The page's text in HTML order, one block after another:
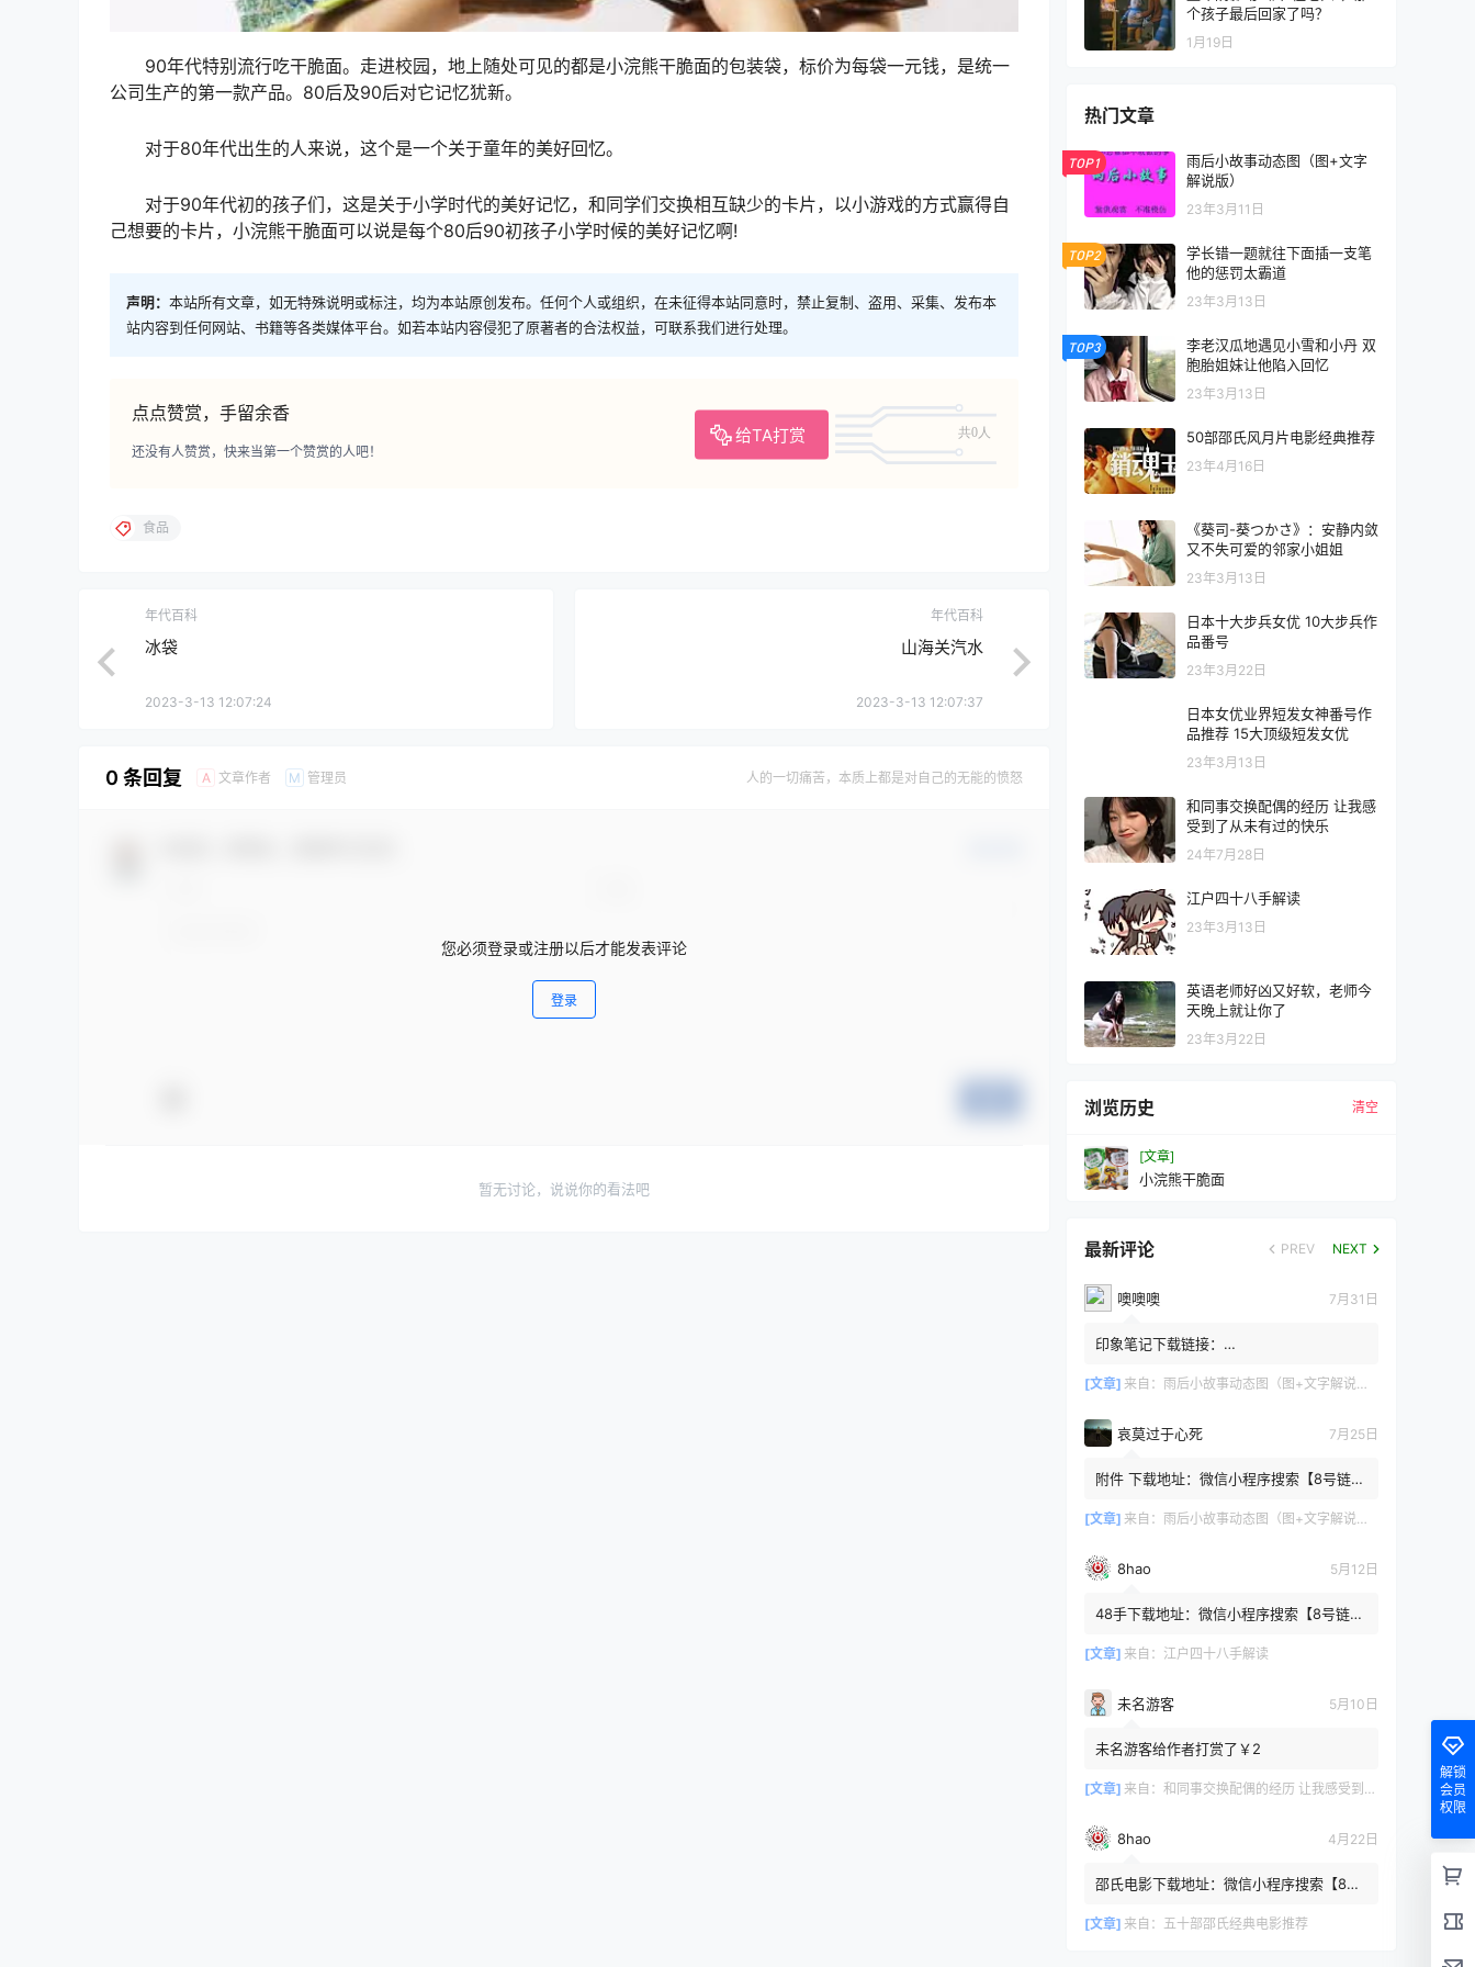
90年代特别流行吃干脆面。走进校园，地上随处可见的都是小浣熊干脆面的包装袋，标价为每袋一元钱，是统一
公司生产的第一款产品。80后及90后对它记忆犹新。
对于80年代出生的人来说，这个是一个关于童年的美好回忆。
对于90年代初的孩子们，这是关于小学时代的美好记忆，和同学们交换相互缺少的卡片，以小游戏的方式赢得自
己想要的卡片，小浣熊干脆面可以说是每个80后90初孩子小学时候的美好记忆啊!
声明： 本站所有文章，如无特殊说明或标注，均为本站原创发布。任何个人或组织，在未征得本站同意时，禁止复制、盗用、采集、发布本
站内容到任何网站、书籍等各类媒体平台。如若本站内容侵犯了原著者的合法权益，可联系我们进行处理。
点点赞赏，手留余香
给TA打赏 共0人
还没有人赞赏，快来当第一个赞赏的人吧！
食品
年代百科
冰袋
2023-3-13 12:07:24
年代百科
山海关汽水
2023-3-13 12:07:37
0 条回复 A 文章作者 M 管理员 人的一切痛苦，本质上都是对自己的无能的愤怒
您必须登录或注册以后才能发表评论
登录
暂无讨论，说说你的看法吧
个孩子最后回家了吗？
1月19日
热门文章
TOP1
雨后小故事动态图（图+文字
解说版）
23年3月11日
TOP2
学长错一题就往下面插一支笔
他的惩罚太霸道
23年3月13日
TOP3
李老汉瓜地遇见小雪和小丹 双
胞胎姐妹让他陷入回忆
23年3月13日
50部邵氏风月片电影经典推荐
23年4月16日
《葵司-葵つかさ》：安静内敛
又不失可爱的邻家小姐姐
23年3月13日
日本十大步兵女优 10大步兵作
品番号
23年3月22日
日本女优业界短发女神番号作
品推荐 15大顶级短发女优
23年3月13日
和同事交换配偶的经历 让我感
受到了从未有过的快乐
24年7月28日
江户四十八手解读
23年3月13日
英语老师好凶又好软，老师今
天晚上就让你了
23年3月22日
浏览历史 清空
[文章]
小浣熊干脆面
最新评论 PREV NEXT
噢噢噢 7月31日
印象笔记下载链接：
[文章] 来自： 雨后小故事动态图（图+文字解说版）
哀莫过于心死 7月25日
附件 下载地址：微信小程序搜索【8号链
或保存下方二维码微信里...
[文章] 来自： 雨后小故事动态图（图+文字解说版）
8hao 5月12日
48手下载地址：微信小程序搜索【8号链
或保存下方二维码微信里识别
[文章] 来自： 江户四十八手解读
未名游客 5月10日
未名游客给作者打赏了￥2
[文章] 来自： 和同事交换配偶的经历 让我感受到了从未有过的快乐
8hao 4月22日
邵氏电影下载地址：微信小程序搜索【8号
令或保存下方二维码微...
[文章] 来自： 五十部邵氏经典电影推荐
解锁
会员
权限